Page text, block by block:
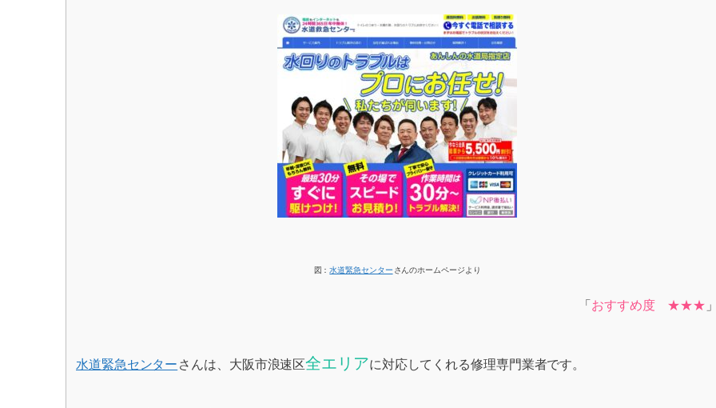
図：水道緊急センター さんのホームページより
「 おすすめ度 ★★★
水道緊急センター さんは、大阪市浪速区全エリアに対応してくれる修理専門業者です。